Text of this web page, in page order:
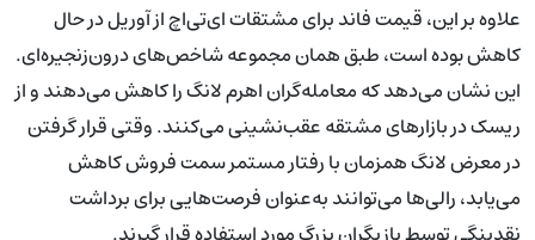
علاوه بر این، قیمت فاند برای مشتقات ای‌تی‌اچ از آوریل در حال
کاهش بوده است، طبق همان مجموعه شاخص‌های درون‌زنجیره‌ای.
این نشان می‌دهد که معامله‌گران اهرم لانگ را کاهش می‌دهند و از
ریسک در بازارهای مشتقه عقب‌نشینی می‌کنند. وقتی قرار گرفتن
در معرض لانگ همزمان با رفتار مستمر سمت فروش کاهش
می‌یابد، رالی‌ها می‌توانند به‌عنوان فرصت‌هایی برای برداشت